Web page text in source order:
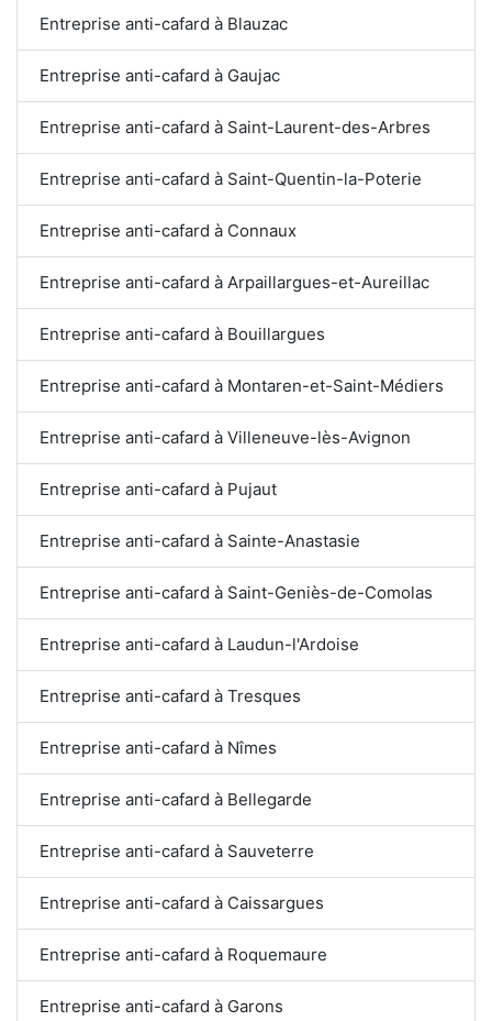
Entreprise anti-cafard à Blauzac
Entreprise anti-cafard à Gaujac
Entreprise anti-cafard à Saint-Laurent-des-Arbres
Entreprise anti-cafard à Saint-Quentin-la-Poterie
Entreprise anti-cafard à Connaux
Entreprise anti-cafard à Arpaillargues-et-Aureillac
Entreprise anti-cafard à Bouillargues
Entreprise anti-cafard à Montaren-et-Saint-Médiers
Entreprise anti-cafard à Villeneuve-lès-Avignon
Entreprise anti-cafard à Pujaut
Entreprise anti-cafard à Sainte-Anastasie
Entreprise anti-cafard à Saint-Geniès-de-Comolas
Entreprise anti-cafard à Laudun-l'Ardoise
Entreprise anti-cafard à Tresques
Entreprise anti-cafard à Nîmes
Entreprise anti-cafard à Bellegarde
Entreprise anti-cafard à Sauveterre
Entreprise anti-cafard à Caissargues
Entreprise anti-cafard à Roquemaure
Entreprise anti-cafard à Garons